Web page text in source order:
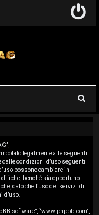
legalmente alle seguenti
dalle condizioni d’uso seguenti
possono cambiare in
benché sia opportuno
dato che l’uso dei servizi di
d’uso.
software”, “www.phpbb.com”,